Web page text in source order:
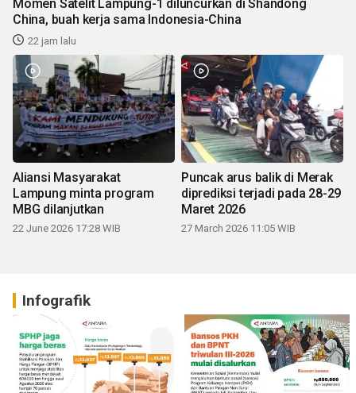
Momen Satelit Lampung-1 diluncurkan di Shandong
China, buah kerja sama Indonesia-China
22 jam lalu
Aliansi Masyarakat
Lampung minta program
MBG dilanjutkan
22 June 2026 17:28 WIB
Puncak arus balik di Merak
diprediksi terjadi pada 28-29
Maret 2026
27 March 2026 11:05 WIB
Infografik